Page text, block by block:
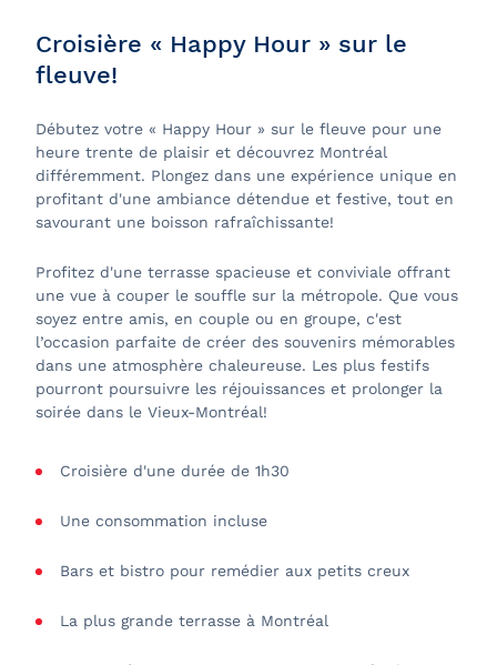
Croisière « Happy Hour » sur le
fleuve!
Débutez votre « Happy Hour » sur le fleuve pour une
heure trente de plaisir et découvrez Montréal
différemment. Plongez dans une expérience unique en
profitant d'une ambiance détendue et festive, tout en
savourant une boisson rafraîchissante!
Profitez d'une terrasse spacieuse et conviviale offrant
une vue à couper le souffle sur la métropole. Que vous
soyez entre amis, en couple ou en groupe, c'est
l’occasion parfaite de créer des souvenirs mémorables
dans une atmosphère chaleureuse. Les plus festifs
pourront poursuivre les réjouissances et prolonger la
soirée dans le Vieux-Montréal!
Croisière d'une durée de 1h30
Une consommation incluse
Bars et bistro pour remédier aux petits creux
La plus grande terrasse à Montréal